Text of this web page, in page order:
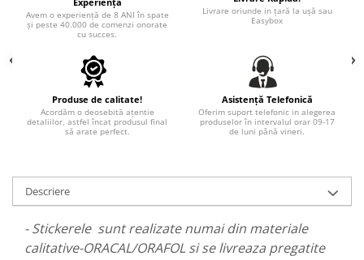
BABY ON BOARD
LOW STICKERS
PENTRU FETE
PRODUSE IN TRENDING
SETURI STICKERE
Avem o experiență de 8 ANI în spate
și peste 40.000 de comenzi onorate
cu succes.
Livrare oriunde in țară la ușă sau
Easybox
Produse de calitate!
Acordăm o deosebită ațentie
detaliilor, astfel încat produsul final
să arate perfect.
Asistență Telefonică
Oferim suport telefonic in alegerea
produselor în intervalul orar 09-17
de luni până vineri.
Descriere
- Stickerele sunt realizate numai din materiale
calitative-ORACAL/ORAFOL si se livreaza pregatite